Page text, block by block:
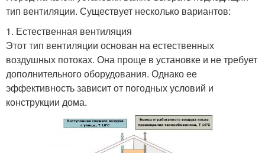
тип вентиляции. Существует несколько вариантов:
1. Естественная вентиляция
Этот тип вентиляции основан на естественных
воздушных потоках. Она проще в установке и не требует
дополнительного оборудования. Однако ее
эффективность зависит от погодных условий и
конструкции дома.